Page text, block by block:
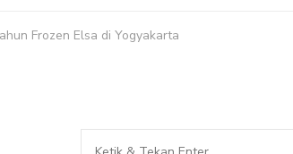
Frozen Elsa di Yogyakarta
Mencari